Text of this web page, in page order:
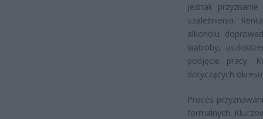
jednak
uzależnienia.
alkoholu
wątroby,
podjęcie pracy.
dotyczących
Proces
formalnych.